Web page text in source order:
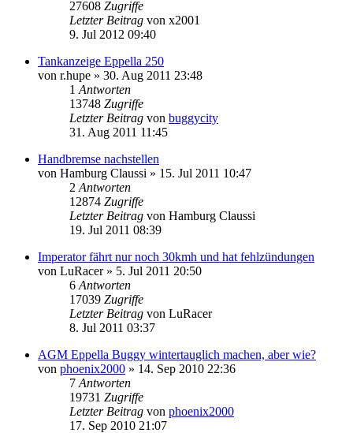
27608 Zugriffe
Letzter Beitrag von x2001
9. Jul 2012 09:40
Tankanzeige Eppella 250
von r.hupe » 30. Aug 2011 23:48
1 Antworten
13748 Zugriffe
Letzter Beitrag von buggycity
31. Aug 2011 11:45
Handbremse nachstellen
von Hamburg Claussi » 15. Jul 2011 10:47
2 Antworten
12874 Zugriffe
Letzter Beitrag von Hamburg Claussi
19. Jul 2011 08:39
Imperator fährt nur noch 30kmh und hat fehlzündungen
von LuRacer» 5. Jul 2011 20:50
6 Antworten
17039 Zugriffe
Letzter Beitrag von LuRacer
8. Jul 2011 03:37
AGM Eppella Buggy wintertauglich machen, aber wie?
von phoenix2000 » 14. Sep 2010 22:36
7 Antworten
19731 Zugriffe
Letzter Beitrag von phoenix2000
17. Sep 2010 21:07